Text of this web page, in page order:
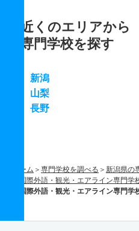
近くのエリアから
専門学校を探す
新潟
山梨
長野
ホーム 専門学校を調べる
新潟県の
国際外語・観光・エアライン専門学
国際外語・観光・エアライン専門